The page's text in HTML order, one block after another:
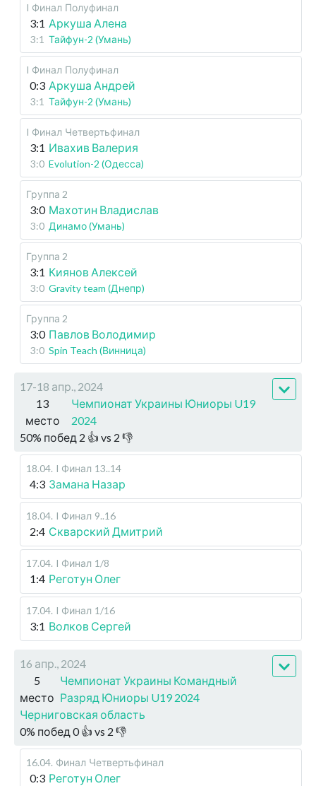
I Финал Полуфинал
3:1 Аркуша Алена
3:1 Тайфун-2 (Умань)
I Финал Полуфинал
0:3 Аркуша Андрей
3:1 Тайфун-2 (Умань)
I Финал Четвертьфинал
3:1 Ивахив Валерия
3:0 Evolution-2 (Одесса)
Группа 2
3:0 Махотин Владислав
3:0 Динамо (Умань)
Группа 2
3:1 Киянов Алексей
3:0 Gravity team (Днепр)
Группа 2
3:0 Павлов Володимир
3:0 Spin Teach (Винница)
17-18 апр., 2024
13
место
Чемпионат Украины Юниоры U19
2024
50% побед 2 👍 vs 2 👎
18.04. I Финал 13..14
4:3 Замана Назар
18.04. I Финал 9..16
2:4 Скварский Дмитрий
17.04. I Финал 1/8
1:4 Реготун Олег
17.04. I Финал 1/16
3:1 Волков Сергей
16 апр., 2024
5
место
Чемпионат Украины Командный
Разряд Юниоры U19 2024
Черниговская область
0% побед 0👍 vs 2 👎
16.04. Финал Четвертьфинал
0:3 Реготун Олег